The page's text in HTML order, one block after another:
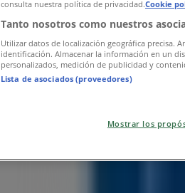
consulta nuestra política de privacidad.Cookie
Tanto nosotros como nuestros
Utilizar datos de localización geográfica precisa.
identificación. Almacenar la información en un
personalizados, medición de publicidad y
Lista de asociados (proveedores)
Mostrar los